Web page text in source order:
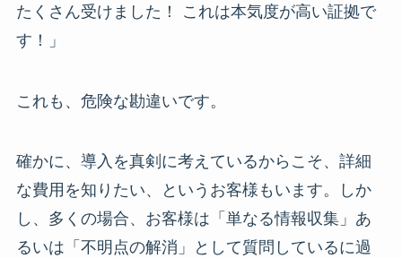
たくさん受けました！ これは本気度が高い証拠で
す！」
これも、危険な勘違いです。
確かに、導入を真剣に考えているからこそ、詳細
な費用を知りたい、というお客様もいます。しか
し、多くの場合、お客様は「単なる情報収集」あ
るいは「不明点の解消」として質問しているに過